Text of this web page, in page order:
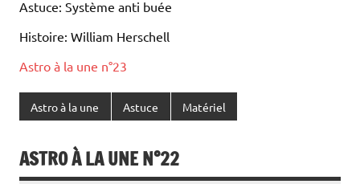
Astuce: Système anti buée
Histoire: William Herschell
Astro à la une n°23
Astro à la une Astuce Matériel
ASTRO À LA UNE N°22